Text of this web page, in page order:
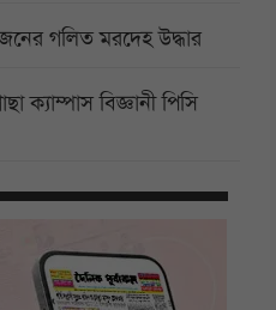
গলিত মরদেহ উদ্ধার
ক্যাম্পাস বিজ্ঞানী পিসি